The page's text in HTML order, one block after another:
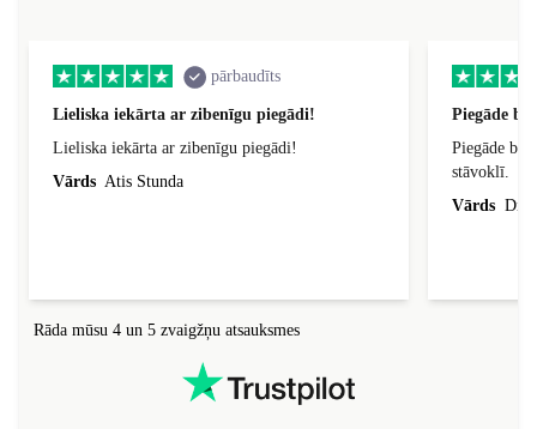
pārbaudīts
Lieliska iekārta ar zibenīgu piegādi!
Lieliska iekārta ar zibenīgu piegādi!
Vārds Atis Stunda
Piegāde
Piegāde
stāvoklī.
Vārds
Rāda mūsu 4 un 5 zvaigžņu atsauksmes